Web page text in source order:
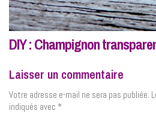
DIY : Champignon
Laisser un commentaire
Votre adresse e-mail ne sera pas publiée.
indiqués avec *